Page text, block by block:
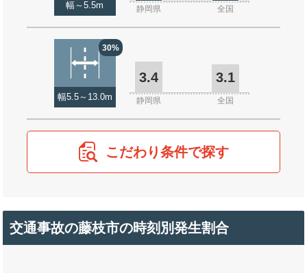
幅～5.5m 静岡県 全国
30%
幅5.5～13.0m
3.4 3.1
静岡県 全国
こだわり条件で探す
交通事故の藤枝市の時刻別発生割合